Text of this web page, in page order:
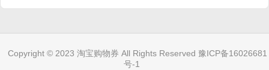
Copyright © 2023 淘宝购物券 All Rights Reserved 豫ICP备16026681
号-1